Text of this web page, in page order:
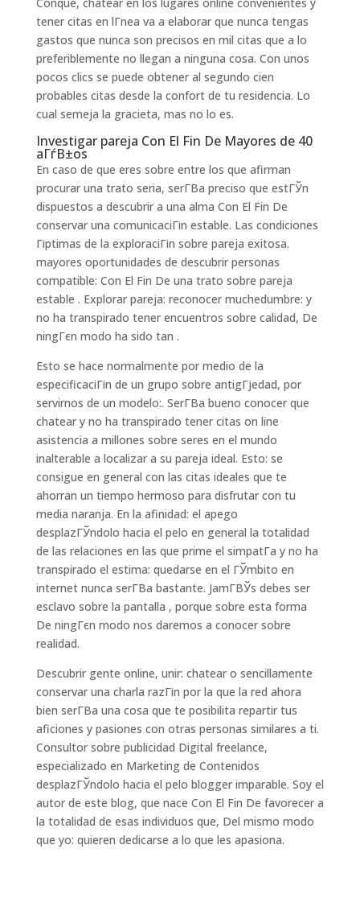
Conque, chatear en los lugares online convenientes y
tener citas en lГ­nea va a elaborar que nunca tengas
gastos que nunca son precisos en mil citas que a lo
preferiblemente no llegan a ninguna cosa. Con unos
pocos clics se puede obtener al segundo cien
probables citas desde la confort de tu residencia. Lo
cual semeja la gracieta, mas no lo es.
Investigar pareja Con El Fin De Mayores de 40
aГѓВ±os
En caso de que eres sobre entre los que afirman
procurar una trato seria, serГ­В­a preciso que estГЎn
dispuestos a descubrir a una alma Con El Fin De
conservar una comunicaciГіn estable. Las condiciones
Гіptimas de la exploraciГіn sobre pareja exitosa.
mayores oportunidades de descubrir personas
compatible: Con El Fin De una trato sobre pareja
estable . Explorar pareja: reconocer muchedumbre: y
no ha transpirado tener encuentros sobre calidad, De
ningГєn modo ha sido tan .
Esto se hace normalmente por medio de la
especificaciГіn de un grupo sobre antigГјedad, por
servirnos de un modelo:. SerГ­В­a bueno conocer que
chatear y no ha transpirado tener citas on line
asistencia a millones sobre seres en el mundo
inalterable a localizar a su pareja ideal. Esto: se
consigue en general con las citas ideales que te
ahorran un tiempo hermoso para disfrutar con tu
media naranja. En la afinidad: el apego
desplazГЎndolo hacia el pelo en general la totalidad
de las relaciones en las que prime el simpatГ­a y no ha
transpirado el estima: quedarse en el ГЎmbito en
internet nunca serГ­В­a bastante. JamГ­ВЎs debes ser
esclavo sobre la pantalla , porque sobre esta forma
De ningГєn modo nos daremos a conocer sobre
realidad.
Descubrir gente online, unir: chatear o sencillamente
conservar una charla razГіn por la que la red ahora
bien serГ­В­a una cosa que te posibilita repartir tus
aficiones y pasiones con otras personas similares a ti.
Consultor sobre publicidad Digital freelance,
especializado en Marketing de Contenidos
desplazГЎndolo hacia el pelo blogger imparable. Soy el
autor de este blog, que nace Con El Fin De favorecer a
la totalidad de esas individuos que, Del mismo modo
que yo: quieren dedicarse a lo que les apasiona.